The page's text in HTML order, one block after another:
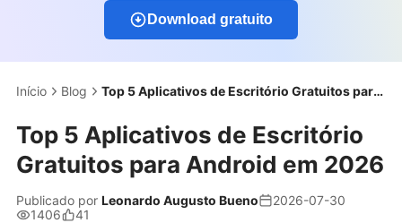
Download gratuito
Início Blog Top 5 Aplicativos de Escritório Gratuitos para Android em 2026
Top 5 Aplicativos de Escritório
Gratuitos para Android em 2026
Publicado por Leonardo Augusto Bueno
2026-07-30
1406
41